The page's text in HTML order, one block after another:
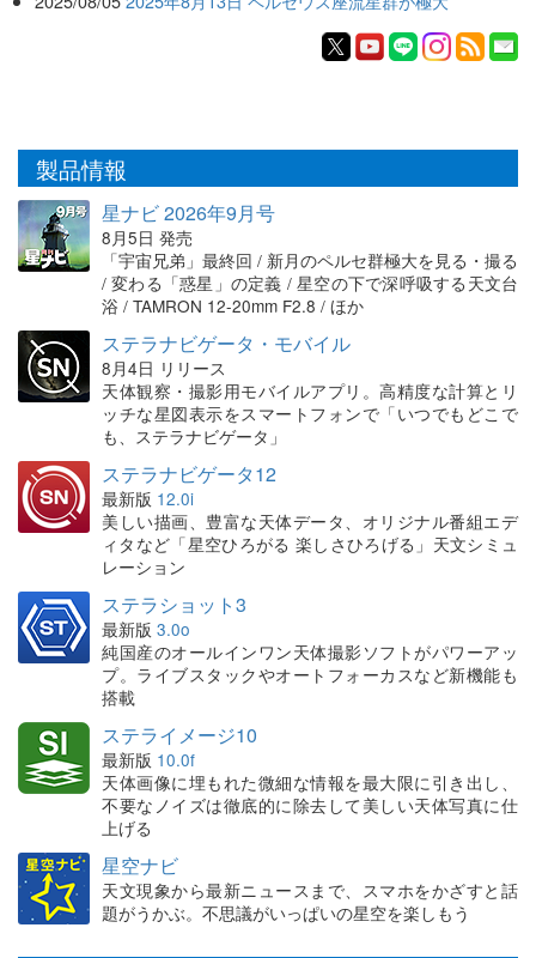
製品情報
星ナビ 2026年9月号
8月5日 発売
「宇宙兄弟」最終回 / 新月のペルセ群極大を見る・撮る
/ 変わる「惑星」の定義 / 星空の下で深呼吸する天文台
浴 / TAMRON 12-20mm F2.8 / ほか
ステラナビゲータ・モバイル
8月4日 リリース
天体観察・撮影用モバイルアプリ。高精度な計算とリ
ッチな星図表示をスマートフォンで「いつでもどこで
も、ステラナビゲータ」
ステラナビゲータ12
最新版 12.0i
美しい描画、豊富な天体データ、オリジナル番組エデ
ィタなど「星空ひろがる 楽しさひろげる」天文シミュ
レーション
ステラショット3
最新版 3.0o
純国産のオールインワン天体撮影ソフトがパワーアッ
プ。ライブスタックやオートフォーカスなど新機能も
搭載
ステライメージ10
最新版 10.0f
天体画像に埋もれた微細な情報を最大限に引き出し、
不要なノイズは徹底的に除去して美しい天体写真に仕
上げる
星空ナビ
天文現象から最新ニュースまで、スマホをかざすと話
題がうかぶ。不思議がいっぱいの星空を楽しもう